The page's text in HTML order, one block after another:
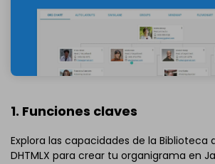
1. Funciones claves
Explora las capacidades de la Biblioteca
DHTMLX para crear tu organigrama en